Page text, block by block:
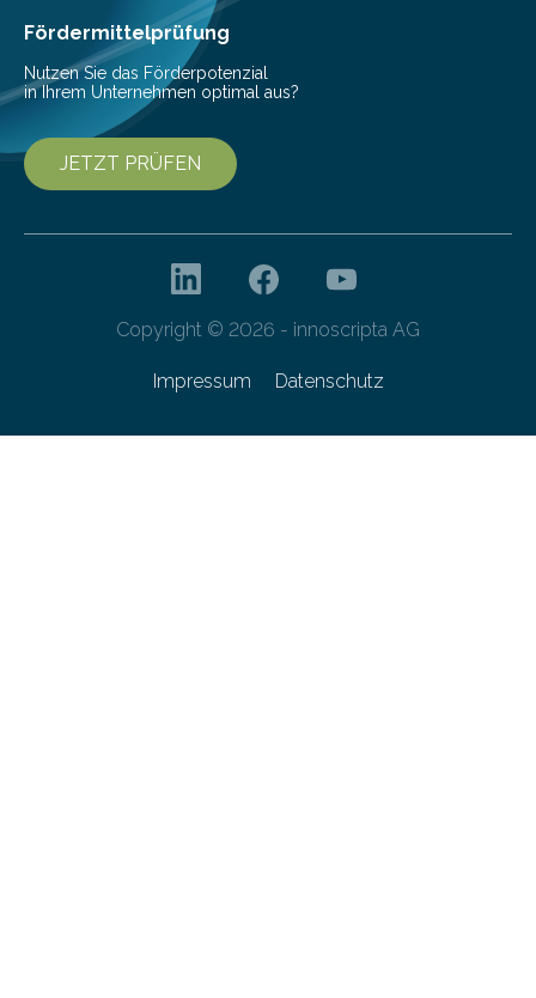
Fördermittelprüfung
Nutzen Sie das Förderpotenzial
in Ihrem Unternehmen optimal aus?
JETZT PRÜFEN
Copyright © 2026 - innoscripta AG
Impressum Datenschutz